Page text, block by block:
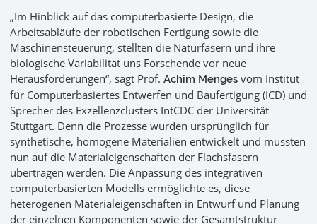
„Im Hinblick auf das computerbasierte Design, die
Arbeitsabläufe der robotischen Fertigung sowie die
Maschinensteuerung, stellten die Naturfasern und ihre
biologische Variabilität uns Forschende vor neue
Herausforderungen“, sagt Prof. Achim Menges vom Institut
für Computerbasiertes Entwerfen und Baufertigung (ICD) und
Sprecher des Exzellenzclusters IntCDC der Universität
Stuttgart. Denn die Prozesse wurden ursprünglich für
synthetische, homogene Materialien entwickelt und mussten
nun auf die Materialeigenschaften der Flachsfasern
übertragen werden. Die Anpassung des integrativen
computerbasierten Modells ermöglichte es, diese
heterogenen Materialeigenschaften in Entwurf und Planung
der einzelnen Komponenten sowie der Gesamtstruktur